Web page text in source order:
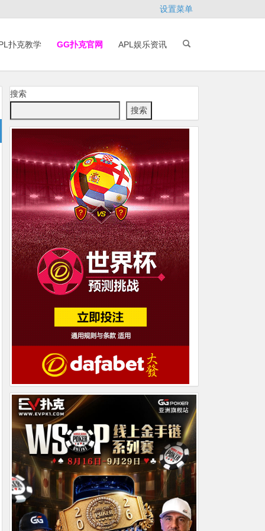
设置菜单
扑克教学 GG扑克官网 APL娱乐资讯
搜索
搜索